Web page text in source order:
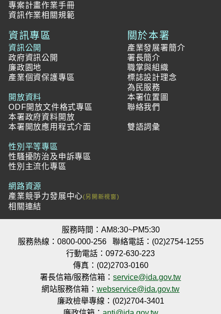
專案計畫作業手冊
資訊作業相關規範
資訊專區
資訊公開
政府資訊公開
廉政園地
產業個資保護專區
開放資料
ODF開放文件格式專區
本署政府資料開放
本署開放應用程式介面
性別平等專區
性騷擾防治及申訴專區
性別主流化專區
網路資源
產業競爭力發展中心
相關連結
關於本署
產業發展署簡介
署長簡介
職掌與組織
標誌設計理念
為民服務
本署位置圖
聯絡我們
雙語詞彙
服務時間：AM8:30~PM5:30
服務熱線：0800-000-256
聯絡電話：(02)2754-1255
行動電話：0972-630-223
傳真：(02)2703-0160
署長信箱/服務信箱： service@ida.gov.tw
網站服務信箱： webservice@ida.gov.tw
廉政檢舉專線：(02)2704-3401